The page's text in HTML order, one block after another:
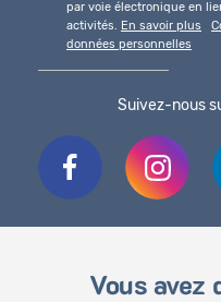
par voie électronique en
activités.
En savoir plus
données personnelles
Suivez-nous
Vous avez